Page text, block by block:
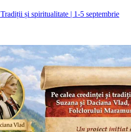
și spiritualitate | 1-5 septembrie